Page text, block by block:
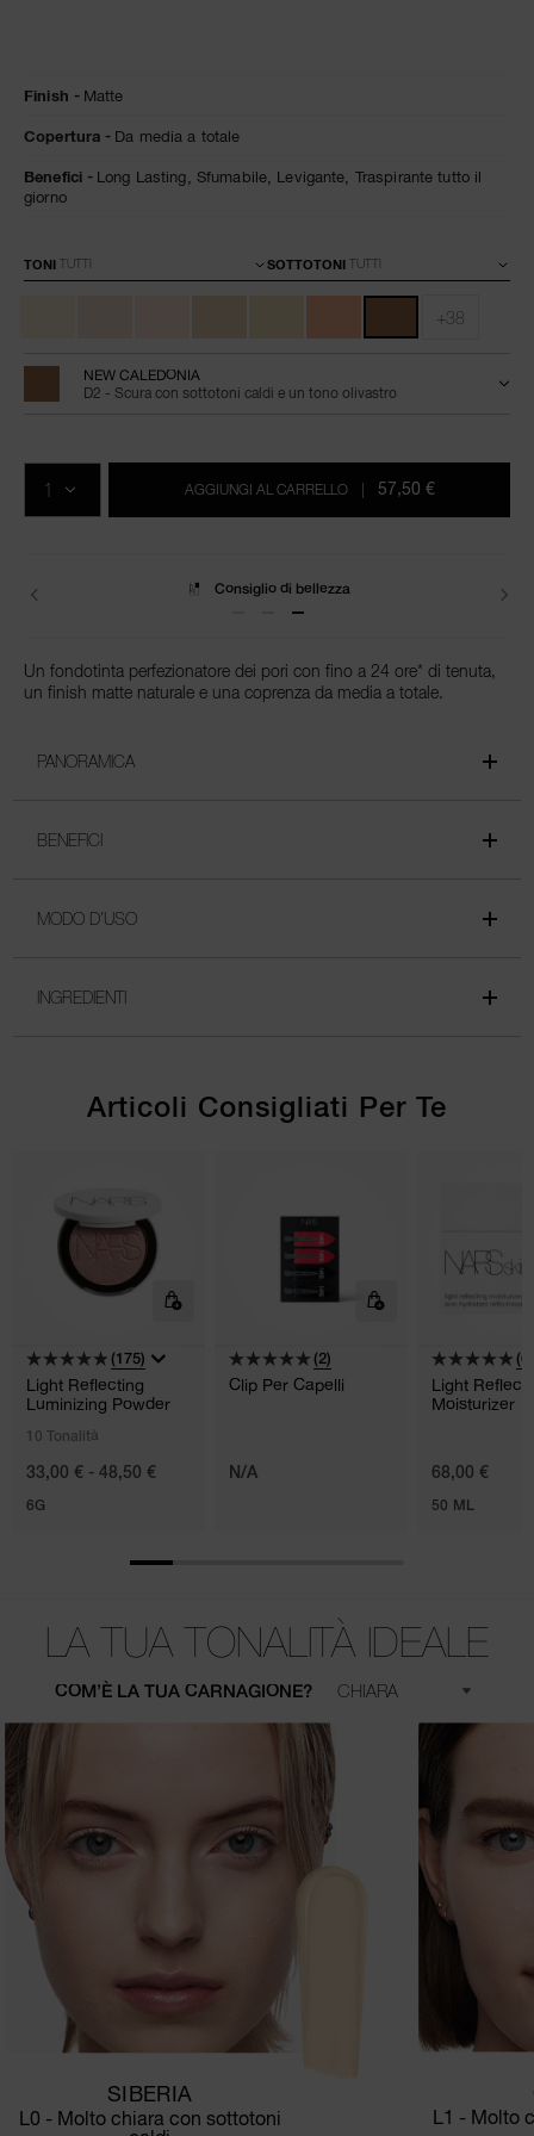
matte-
foundation/0194251156125.html
n.
Finish Matte
Copertura Da media a totale
Benefici Long Lasting, Sfumabile, Levigante, Traspirante tutto il
giorno
Varianti
TONI SOTTOTONI
+38
NEW CALEDONIA
D2 - Scura con sottotoni caldi e un tono olivastro
al
carrello
prodotto
QTÀ.
AGGIUNGI AL CARRELLO | 57,50 €
Spedizione
Un fondotinta perfezionatore dei pori con fino a 24 ore* di tenuta,
un finish matte naturale e una coprenza da media a totale.
PANORAMICA
BENEFICI
MODO D’USO
INGREDIENTI
Articoli Consigliati Per Te
(175)
Light Reflecting
Luminizing Powder
10 Tonalità
33,00 € - 48,50 €
6G
(2)
Clip Per Capelli
N/A
(6)
Light
Moisturizer
68,00 €
50 ML
LA TUA TONALITÀ IDEALE
COM’È LA TUA CARNAGIONE?
SIBERIA
L0 - Molto chiara con sottotoni
L1 - Molto